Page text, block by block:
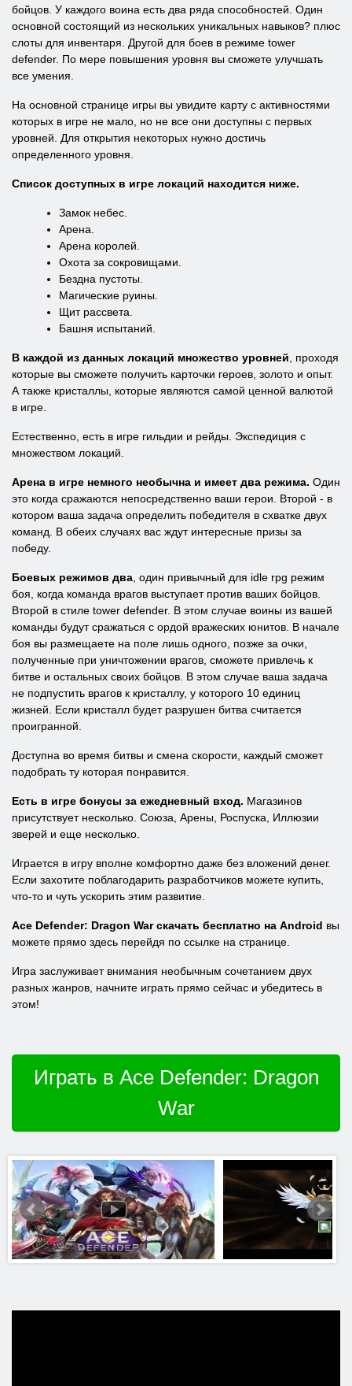
бойцов. У каждого воина есть два ряда способностей. Один
основной состоящий из нескольких уникальных навыков? плюс
слоты для инвентаря. Другой для боев в режиме tower
defender. По мере повышения уровня вы сможете улучшать
все умения.
На основной странице игры вы увидите карту с активностями
которых в игре не мало, но не все они доступны с первых
уровней. Для открытия некоторых нужно достичь
определенного уровня.
Список доступных в игре локаций находится ниже.
Замок небес.
Арена.
Арена королей.
Охота за сокровищами.
Бездна пустоты.
Магические руины.
Щит рассвета.
Башня испытаний.
В каждой из данных локаций множество уровней , проходя
которые вы сможете получить карточки героев, золото и опыт.
А также кристаллы, которые являются самой ценной валютой
в игре.
Естественно, есть в игре гильдии и рейды. Экспедиция с
множеством локаций.
Арена в игре немного необычна и имеет два режима. Один
это когда сражаются непосредственно ваши герои. Второй - в
котором ваша задача определить победителя в схватке двух
команд. В обеих случаях вас ждут интересные призы за
победу.
Боевых режимов два , один привычный для idle rpg режим
боя, когда команда врагов выступает против ваших бойцов.
Второй в стиле tower defender. В этом случае воины из вашей
команды будут сражаться с ордой вражеских юнитов. В начале
боя вы размещаете на поле лишь одного, позже за очки,
полученные при уничтожении врагов, сможете привлечь к
битве и остальных своих бойцов. В этом случае ваша задача
не подпустить врагов к кристаллу, у которого 10 единиц
жизней. Если кристалл будет разрушен битва считается
проигранной.
Доступна во время битвы и смена скорости, каждый сможет
подобрать ту которая понравится.
Есть в игре бонусы за ежедневный вход. Магазинов
присутствует несколько. Союза, Арены, Роспуска, Иллюзии
зверей и еще несколько.
Играется в игру вполне комфортно даже без вложений денег.
Если захотите поблагодарить разработчиков можете купить,
что-то и чуть ускорить этим развитие.
Ace Defender: Dragon War скачать бесплатно на Android вы
можете прямо здесь перейдя по ссылке на странице.
Игра заслуживает внимания необычным сочетанием двух
разных жанров, начните играть прямо сейчас и убедитесь в
этом!
Играть в Ace Defender: Dragon
War